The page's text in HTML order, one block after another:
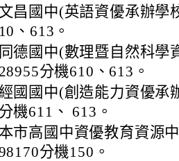
文昌國中(英語資優承辦學
10、613。
同德國中(數理暨自然科學
28955分機610、613。
經國國中(創造能力資優承
分機611、 613。
本市高國中資優教育資源
分機150。